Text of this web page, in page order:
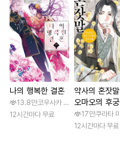
나의 행복한 결혼
13.8만코우사카 리토 / 아기토기 아쿠
12시간마다 무료
약사의 혼잣
오마오의 후
수께끼 풀이
17만쿠라타
12시간마다 무료